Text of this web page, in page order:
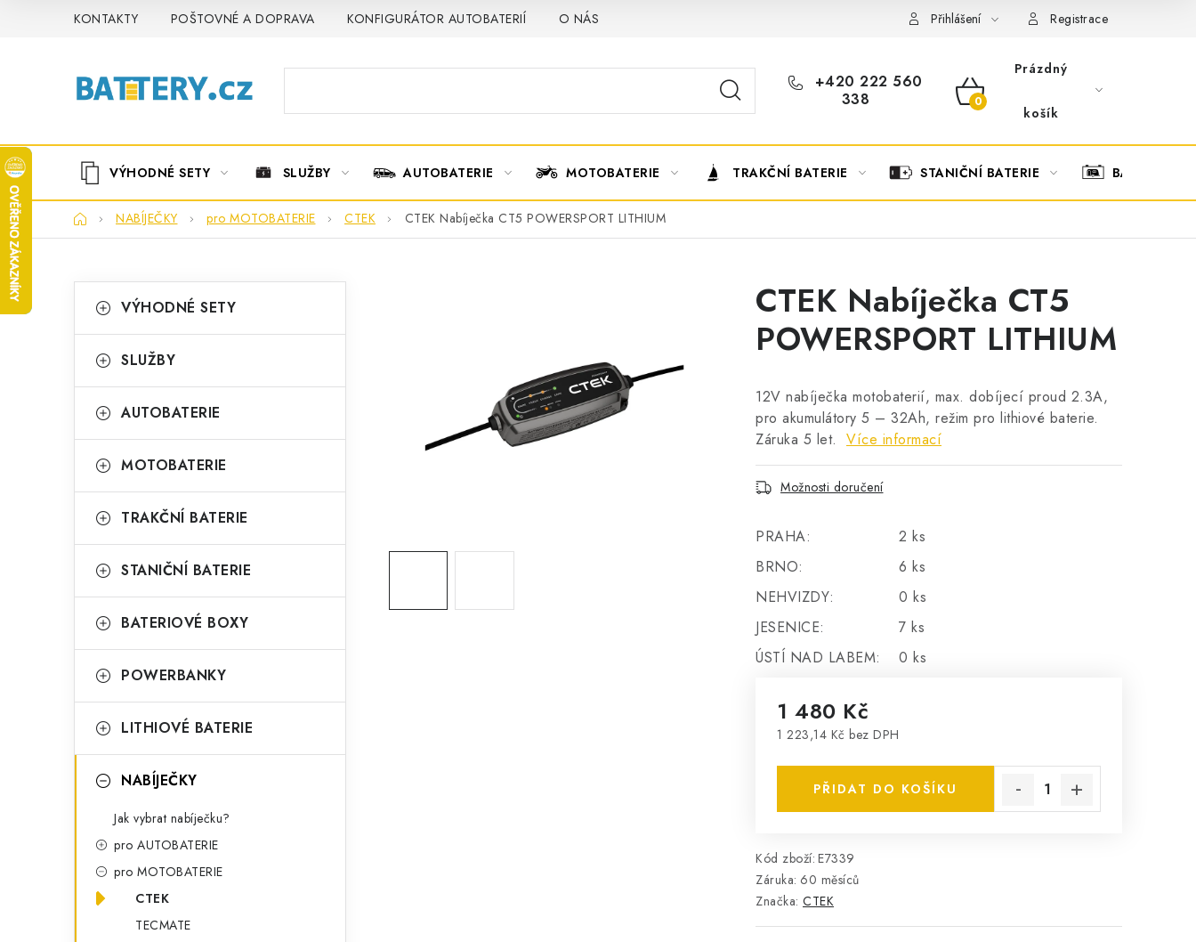
KONTAKTY POŠTOVNÉ A DOPRAVA KONFIGURÁTOR AUTOBATERIÍ O NÁS OBCHODNÍ PODMÍNKY OCHRANA OSOBNÍCH ÚDAJŮ
Přihlášení Registrace
+420 222 560
338
NÁKUPNÍ
Prázdný
košík
VÝHODNÉ SETY SLUŽBY AUTOBATERIE MOTOBATERIE TRAKČNÍ BATERIE STANIČNÍ BATERIE BATERIOVÉ
DomůNABÍJEČKY pro MOTOBATERIE CTEK CTEK Nabíječka CT5 POWERSPORT LITHIUM
o
t
r
n
n
p
e
kategorie
a
e
o
i
VÝHODNÉ SETY
SLUŽBY
AUTOBATERIE
MOTOBATERIE
TRAKČNÍ BATERIE
STANIČNÍ BATERIE
BATERIOVÉ BOXY
POWERBANKY
LITHIOVÉ BATERIE
NABÍJEČKY
Jak vybrat nabíječku?
pro AUTOBATERIE
pro MOTOBATERIE
CTEK
TECMATE
CTEK Nabíječka CT5
POWERSPORT LITHIUM
12V nabíječka motobaterií, max. dobíjecí proud 2.3A,
pro akumulátory 5 – 32Ah, režim pro lithiové baterie.
Záruka 5 let. Více informací
Možnosti doručení
PRAHA:
2 ks
BRNO:
6 ks
NEHVIZDY:
0 ks
JESENICE:
7 ks
ÚSTÍ NAD LABEM:
0 ks
1 480 Kč
1 223,14 Kč bez DPH
PŘIDAT DO KOŠÍKU
Kód zboží: E7339
Záruka: 60 měsíců
Značka: CTEK